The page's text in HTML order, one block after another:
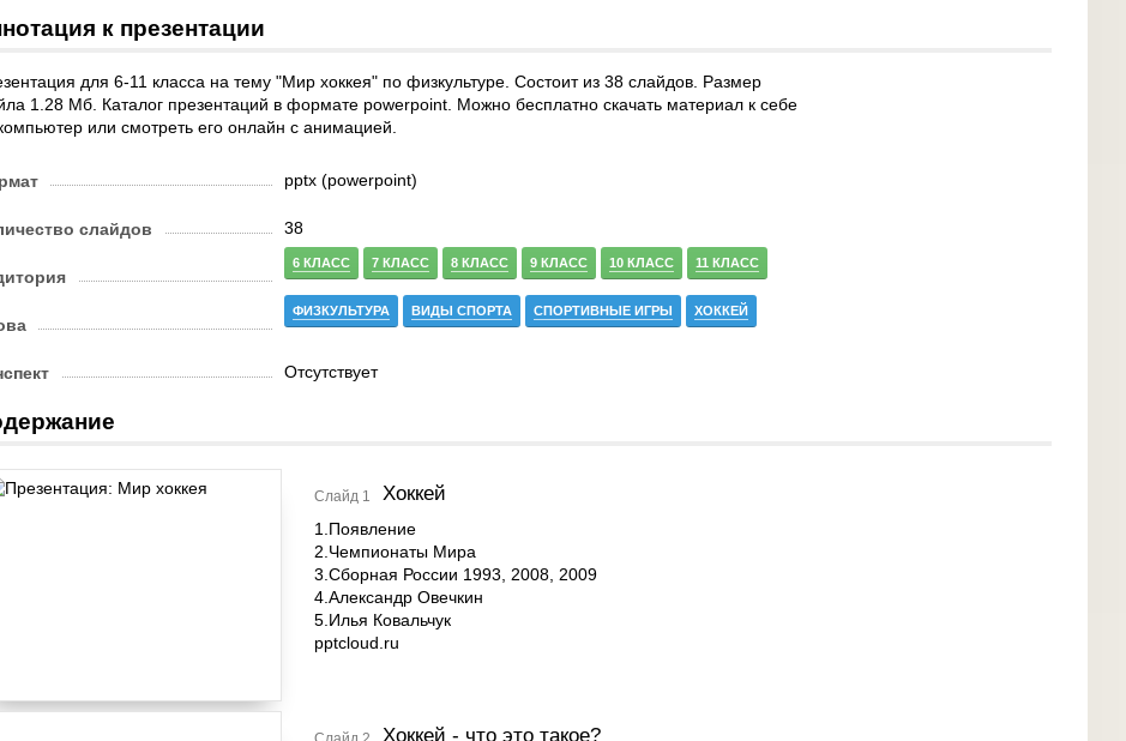
к презентации
для 6-11 класса на тему "Мир хоккея" по физкультуре. Состоит из 38 слайдов. Размер
1.28 Мб. Каталог презентаций в формате powerpoint. Можно бесплатно скачать материал к себе
или смотреть его онлайн с анимацией.
pptx (powerpoint)
слайдов 38
6 КЛАСС 7 КЛАСС 8 КЛАСС 9 КЛАСС 10 КЛАСС 11 КЛАСС
ФИЗКУЛЬТУРА ВИДЫ СПОРТА СПОРТИВНЫЕ ИГРЫ ХОККЕЙ
Отсутствует
Слайд 1 Хоккей
1.Появление
2.Чемпионаты Мира
3.Сборная России 1993, 2008, 2009
4.Александр Овечкин
5.Илья Ковальчук
pptcloud.ru
Хоккей - что это такое?